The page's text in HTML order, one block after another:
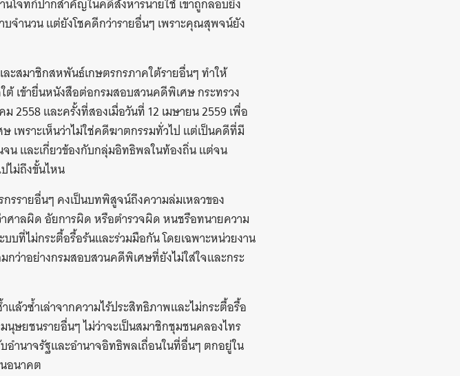
จทก์ปากสำคัญในคดีสังหารนายใช้ เขาถูกลอบยิง
จำนวน แต่ยังโชคดีกว่ารายอื่นๆ เพราะคุณสุพจน์ยัง
ะสมาชิกสหพันธ์เกษตรกรภาคใต้รายอื่นๆ ทำให้
เข้ายื่นหนังสือต่อกรมสอบสวนคดีพิเศษ กระทรวง
2558 และครั้งที่สองเมื่อวันที่ 12 เมษายน 2559 เพื่อ
เพราะเห็นว่าไม่ใช่คดีฆาตกรรมทั่วไป แต่เป็นคดีที่มี
น และเกี่ยวข้องกับกลุ่มอิทธิพลในท้องถิ่น แต่จน
ไม่ถึงขั้นไหน
รายอื่นๆ คงเป็นบทพิสูจน์ถึงความล่มเหลวของ
ศาลผิด อัยการผิด หรือตำรวจผิด หนชรือทนายความ
ที่ไม่กระตื้อรื้อร้นและร่วมมือกัน โดยเฉพาะหน่วยงาน
ว่าอย่างกรมสอบสวนคดีพิเศษที่ยังไม่ใส่ใจและกระ
วซ้ำเล่าจากความไร้ประสิทธิภาพและไม่กระตื้อรื้อ
ษยชนรายอื่นๆ ไม่ว่าจะเป็นสมาชิกชุมชนคลองไทร
นาจรัฐและอำนาจอิทธิพลเถื่อนในที่อื่นๆ ตกอยู่ใน
อนาคต